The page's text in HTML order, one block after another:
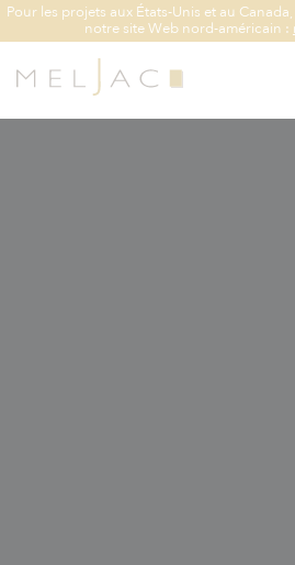
Pour les projets aux États-Unis et au
notre site Web nord-américain :